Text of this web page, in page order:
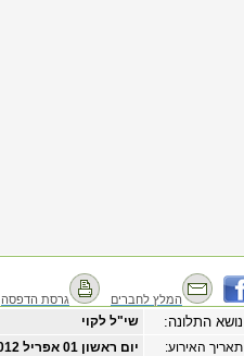
גרסת הדפסה המלץ לחברים
שי"ל לקוי נושא התלונה:
‏יום ראשון ‏01 ‏אפריל ‏2012
תאריך האירוע: